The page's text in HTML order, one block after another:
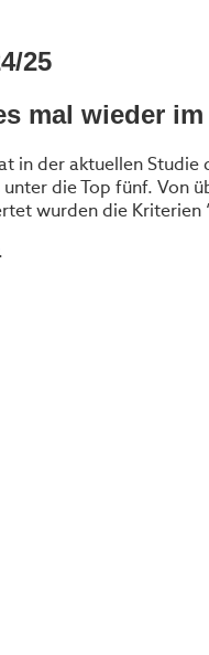
25
mal wieder im
in der aktuellen
die Top fünf.
wurden die